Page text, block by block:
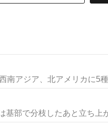
南アジア、北アメリカに5
基部で分枝したあと立ち上